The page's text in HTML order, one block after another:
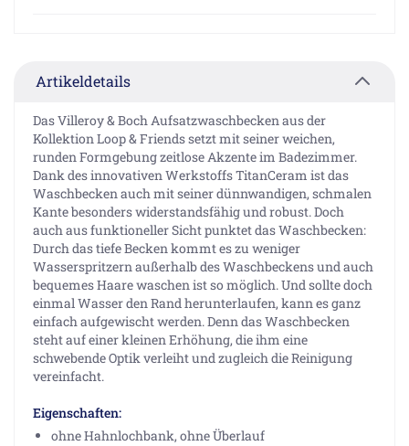
Artikeldetails
Das Villeroy & Boch Aufsatzwaschbecken aus der
Kollektion Loop & Friends setzt mit seiner weichen,
runden Formgebung zeitlose Akzente im Badezimmer.
Dank des innovativen Werkstoffs TitanCeram ist das
Waschbecken auch mit seiner dünnwandigen, schmalen
Kante besonders widerstandsfähig und robust. Doch
auch aus funktioneller Sicht punktet das Waschbecken:
Durch das tiefe Becken kommt es zu weniger
Wasserspritzern außerhalb des Waschbeckens und auch
bequemes Haare waschen ist so möglich. Und sollte doch
einmal Wasser den Rand herunterlaufen, kann es ganz
einfach aufgewischt werden. Denn das Waschbecken
steht auf einer kleinen Erhöhung, die ihm eine
schwebende Optik verleiht und zugleich die Reinigung
vereinfacht.
Eigenschaften:
ohne Hahnlochbank, ohne Überlauf